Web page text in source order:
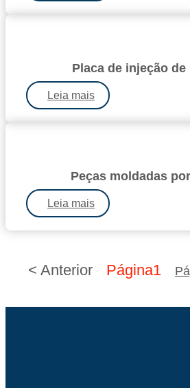
Placa de injeção
Leia mais
Peças moldadas
Leia mais
< Anterior Página1